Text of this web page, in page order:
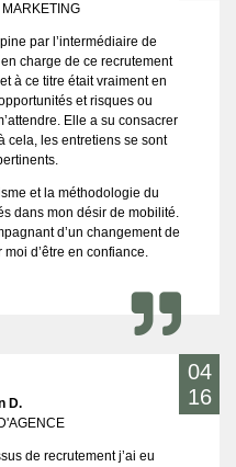
par l’intermédiaire de
charge de ce recrutement
à ce titre était vraiment en
et risques ou
Elle a su consacrer
cela, les entretiens se sont
et la méthodologie du
dans mon désir de mobilité.
d’un changement de
d’être en confiance.
04
16
D.
de recrutement j’ai eu